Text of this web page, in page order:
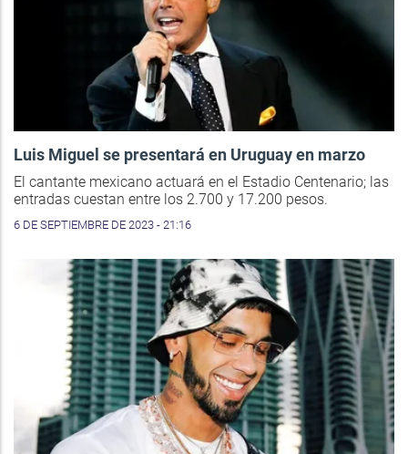
Luis Miguel se presentará en Uruguay en marzo
El cantante mexicano actuará en el Estadio Centenario; las
entradas cuestan entre los 2.700 y 17.200 pesos.
6 DE SEPTIEMBRE DE 2023 - 21:16